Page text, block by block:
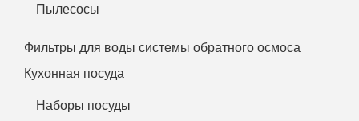
Пылесосы
Фильтры для воды системы обратного осмоса
Кухонная посуда
Наборы посуды